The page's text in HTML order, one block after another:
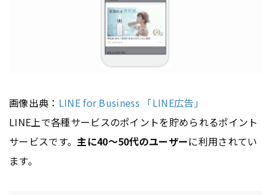
画像出典： LINE for Business 「LINE広告」
LINE上で各種サービスのポイントを貯められるポイント
サービスです。 主に40～50代のユーザーに利用されてい
ます。